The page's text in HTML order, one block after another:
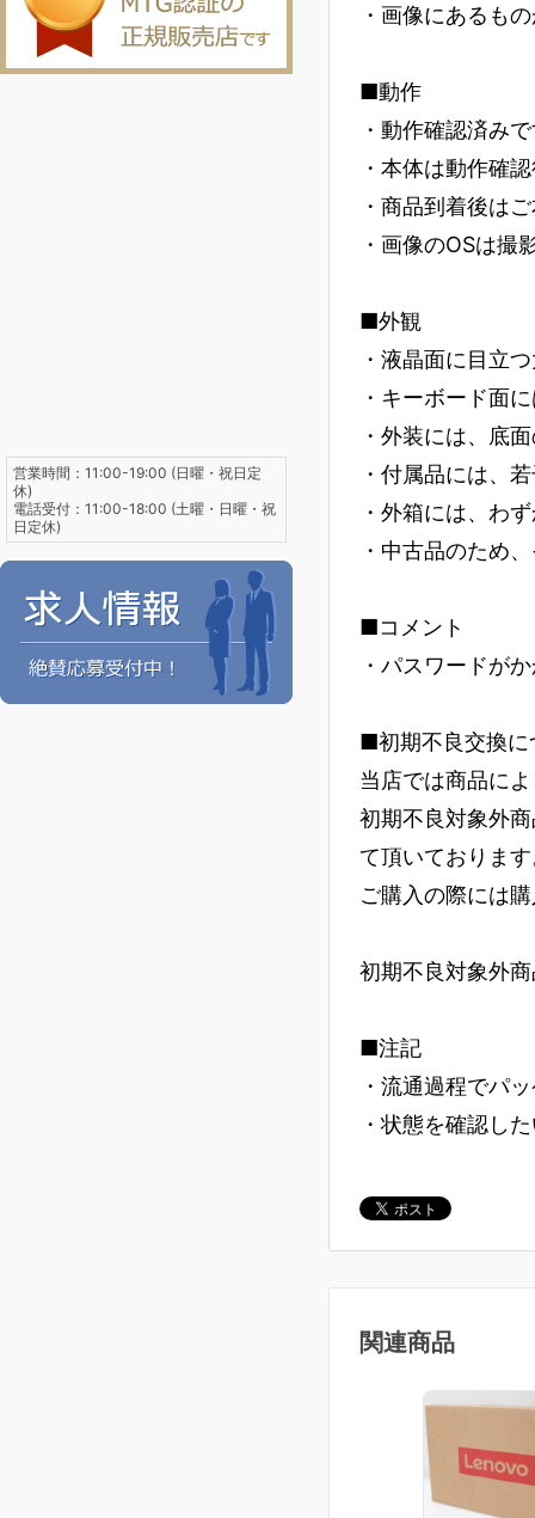
・画像にあるも
■動作
・動作確認済み
・本体は動作確
・商品到着後は
・画像のOSは撮
■外観
・液晶面に目立
・キーボード面
・外装には、底
・付属品には、
・外箱には、わ
・中古品のため
■コメント
・パスワードが
■初期不良交換に
当店では商品に
初期不良対象外
て頂いておりま
ご購入の際には
初期不良対象外
■注記
・流通過程でパ
・状態を確認し
関連商品
営業時間：11:00-19:00 (日曜・祝日定
休)
電話受付：11:00-18:00 (土曜・日曜・祝
日定休)